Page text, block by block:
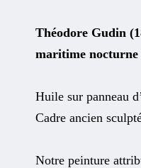
Théodore Gudin
maritime nocturne
Huile sur panneau
Cadre ancien
Notre peinture